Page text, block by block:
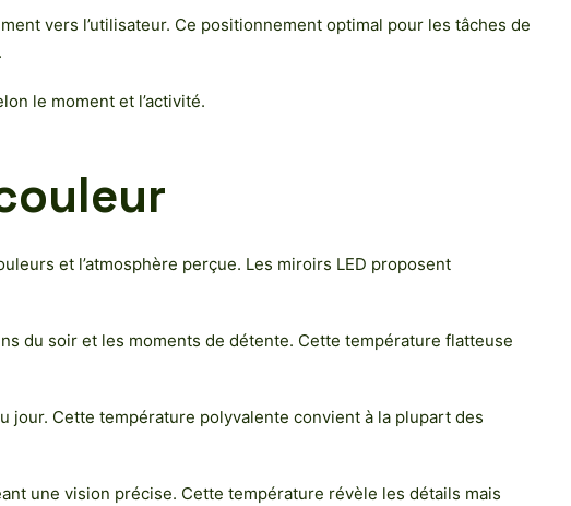
vers l’utilisateur. Ce positionnement optimal pour les tâches de
le moment et l’activité.
et l’atmosphère perçue. Les miroirs LED proposent
du soir et les moments de détente. Cette température flatteuse
Cette température polyvalente convient à la plupart des
une vision précise. Cette température révèle les détails mais